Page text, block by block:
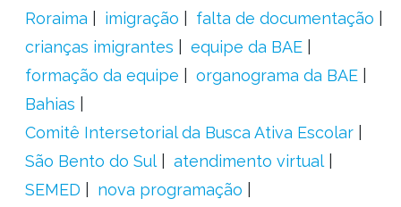
Roraima
imigração
falta de documentação
crianças imigrantes
equipe da BAE
formação da equipe
organograma da BAE
Bahias
Comitê Intersetorial da Busca Ativa Escolar
São Bento do Sul
atendimento virtual
SEMED
nova programação